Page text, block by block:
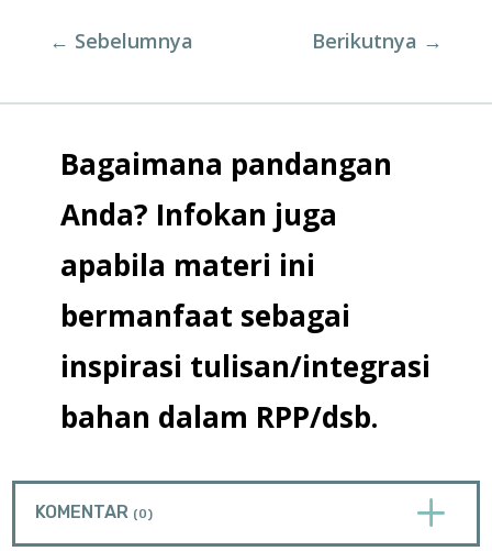
← Sebelumnya Berikutnya →
Bagaimana pandangan
Anda? Infokan juga
apabila materi ini
bermanfaat sebagai
inspirasi tulisan/integrasi
bahan dalam RPP/dsb.
KOMENTAR (0) L